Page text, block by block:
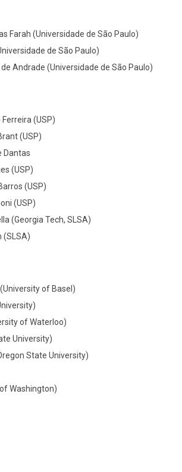
Farah (Universidade de São Paulo)
de São Paulo)
Andrade (Universidade de São Paulo)
(USP)
(USP)
Dantas
(USP)
(USP)
(USP)
(Georgia Tech, SLSA)
(SLSA)
of Basel)
of Waterloo)
University)
State University)
Washington)